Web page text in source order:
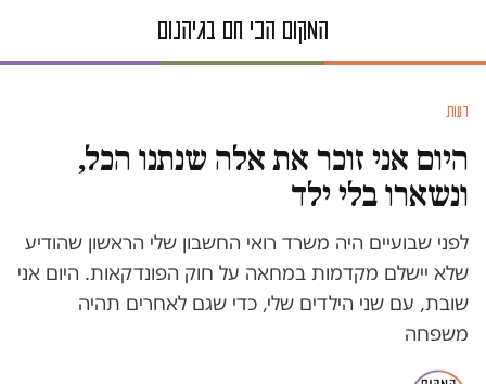
דעות
היום אני זוכר את אלה שנתנו הכל,
ונשארו בלי ילד
לפני שבועיים היה משרד רואי החשבון שלי הראשון שהודיע
שלא יישלם מקדמות במחאה על חוק הפונדקאות. היום אני
שובת, עם שני הילדים שלי, כדי שגם לאחרים תהיה
משפחה